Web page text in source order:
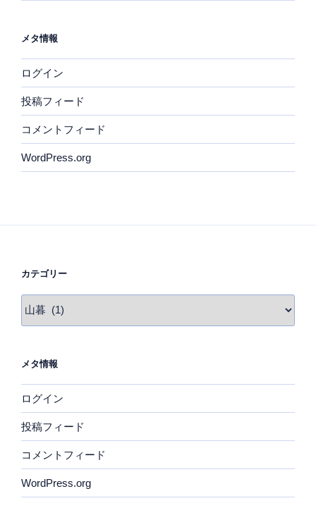
メタ情報
ログイン
投稿フィード
コメントフィード
WordPress.org
カテゴリー
カ
ー
メタ情報
ログイン
投稿フィード
コメントフィード
WordPress.org